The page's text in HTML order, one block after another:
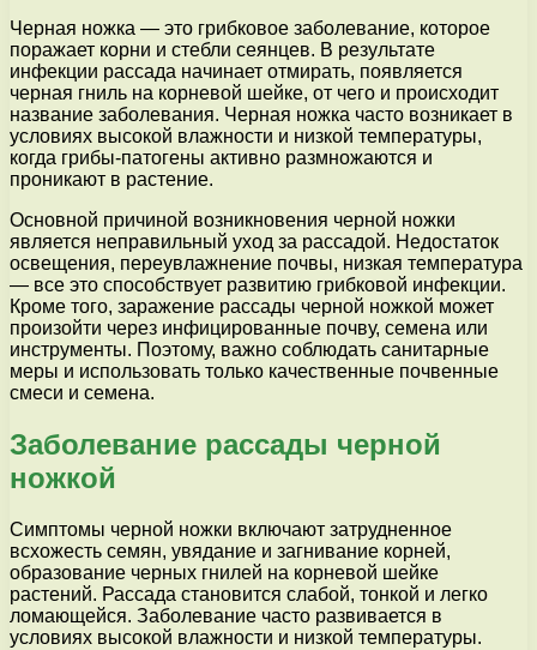
Черная ножка — это грибковое заболевание, которое
поражает корни и стебли сеянцев. В результате
инфекции рассада начинает отмирать, появляется
черная гниль на корневой шейке, от чего и происходит
название заболевания. Черная ножка часто возникает в
условиях высокой влажности и низкой температуры,
когда грибы-патогены активно размножаются и
проникают в растение.
Основной причиной возникновения черной ножки
является неправильный уход за рассадой. Недостаток
освещения, переувлажнение почвы, низкая температура
— все это способствует развитию грибковой инфекции.
Кроме того, заражение рассады черной ножкой может
произойти через инфицированные почву, семена или
инструменты. Поэтому, важно соблюдать санитарные
меры и использовать только качественные почвенные
смеси и семена.
Заболевание рассады черной
ножкой
Симптомы черной ножки включают затрудненное
всхожесть семян, увядание и загнивание корней,
образование черных гнилей на корневой шейке
растений. Рассада становится слабой, тонкой и легко
ломающейся. Заболевание часто развивается в
условиях высокой влажности и низкой температуры.